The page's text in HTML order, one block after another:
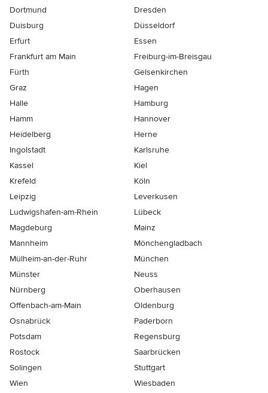
Dortmund
Dresden
Duisburg
Düsseldorf
Erfurt
Essen
Frankfurt am Main
Freiburg-im-Breisgau
Fürth
Gelsenkirchen
Graz
Hagen
Halle
Hamburg
Hamm
Hannover
Heidelberg
Herne
Ingolstadt
Karlsruhe
Kassel
Kiel
Krefeld
Köln
Leipzig
Leverkusen
Ludwigshafen-am-Rhein
Lübeck
Magdeburg
Mainz
Mannheim
Mönchen­gladbach
Mülheim-an-der-Ruhr
München
Münster
Neuss
Nürnberg
Oberhausen
Offenbach-am-Main
Oldenburg
Osnabrück
Paderborn
Potsdam
Regensburg
Rostock
Saarbrücken
Solingen
Stuttgart
Wien
Wiesbaden